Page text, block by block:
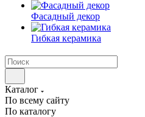
Фасадный декор
Гибкая керамика
Каталог
По всему сайту
По каталогу